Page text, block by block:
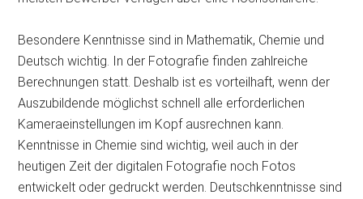
Besondere Kenntnisse sind in Mathematik, Chemie und
Deutsch wichtig. In der Fotografie finden zahlreiche
Berechnungen statt. Deshalb ist es vorteilhaft, wenn der
Auszubildende möglichst schnell alle erforderlichen
Kameraeinstellungen im Kopf ausrechnen kann.
Kenntnisse in Chemie sind wichtig, weil auch in der
heutigen Zeit der digitalen Fotografie noch Fotos
entwickelt oder gedruckt werden. Deutschkenntnisse sind